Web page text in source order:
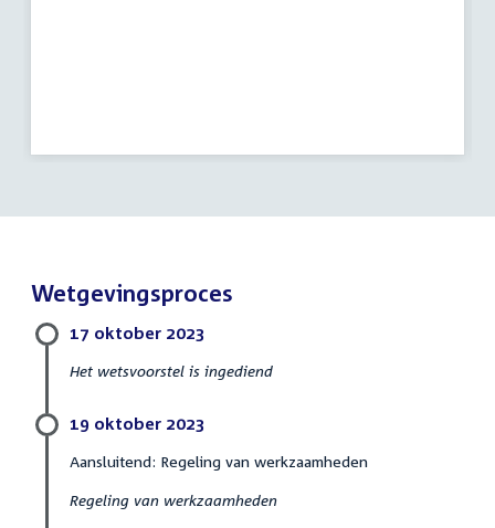
Wetgevingsproces
17 oktober 2023
Het wetsvoorstel is ingediend
19 oktober 2023
Aansluitend: Regeling van werkzaamheden
Regeling van werkzaamheden